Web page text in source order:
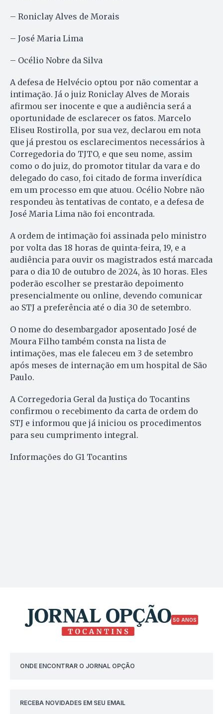
– Roniclay Alves de Morais
– José Maria Lima
– Océlio Nobre da Silva
A defesa de Helvécio optou por não comentar a
intimação. Já o juiz Roniclay Alves de Morais
afirmou ser inocente e que a audiência será a
oportunidade de esclarecer os fatos. Marcelo
Eliseu Rostirolla, por sua vez, declarou em nota
que já prestou os esclarecimentos necessários à
Corregedoria do TJTO, e que seu nome, assim
como o do juiz, do promotor titular da vara e do
delegado do caso, foi citado de forma inverídica
em um processo em que atuou. Océlio Nobre não
respondeu às tentativas de contato, e a defesa de
José Maria Lima não foi encontrada.
A ordem de intimação foi assinada pelo ministro
por volta das 18 horas de quinta-feira, 19, e a
audiência para ouvir os magistrados está marcada
para o dia 10 de outubro de 2024, às 10 horas. Eles
poderão escolher se prestarão depoimento
presencialmente ou online, devendo comunicar
ao STJ a preferência até o dia 30 de setembro.
O nome do desembargador aposentado José de
Moura Filho também consta na lista de
intimações, mas ele faleceu em 3 de setembro
após meses de internação em um hospital de São
Paulo.
A Corregedoria Geral da Justiça do Tocantins
confirmou o recebimento da carta de ordem do
STJ e informou que já iniciou os procedimentos
para seu cumprimento integral.
Informações do G1 Tocantins
50 ANOS
ONDE ENCONTRAR O JORNAL OPÇÃO
RECEBA NOVIDADES EM SEU EMAIL